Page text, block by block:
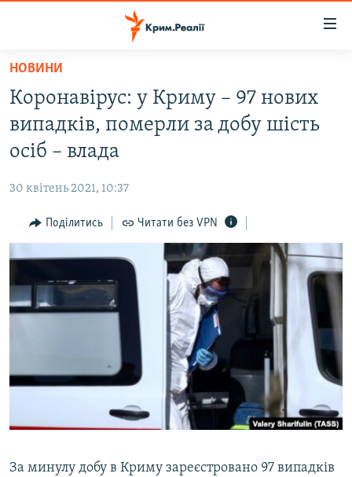
Перейти
основного
матеріалу
Перейти
до
основної
Перейти
до
пошуку
ВОДА.КРИМ
ВІДЕО ТА ФОТО
БЛОГИ
ПОГЛЯД
ІНТЕРВ'Ю
ВСЕ ЗА ДЕНЬ
СПЕЦПРОЕКТИ
ВІДЕОУРОКИ «ELIFBE»
УКРАЇНСЬКА ПРОБЛЕМА КРИМУ
ЯК ОБІЙТИ БЛОКУВАННЯ
Русский
НОВИНИ
Коронавірус: у Криму – 97 нових
випадків, померли за добу шість
осіб – влада
30 квітень 2021, 10:37
Поділитись Читати без VPN
За минулу добу в Криму зареєстровано 97 випадків